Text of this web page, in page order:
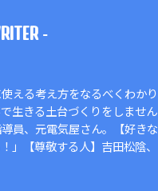
-
える考え方をなるべくわかり
生きる土台づくりをしません
員、元電気屋さん。【好きな
」【尊敬する人】吉田松陰、